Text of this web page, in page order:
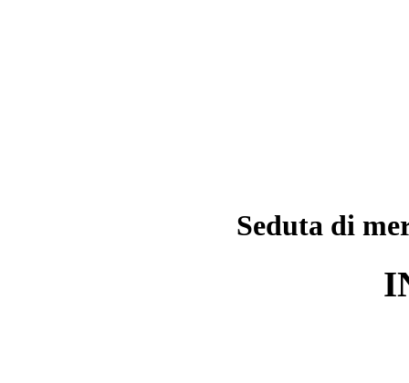
Seduta di